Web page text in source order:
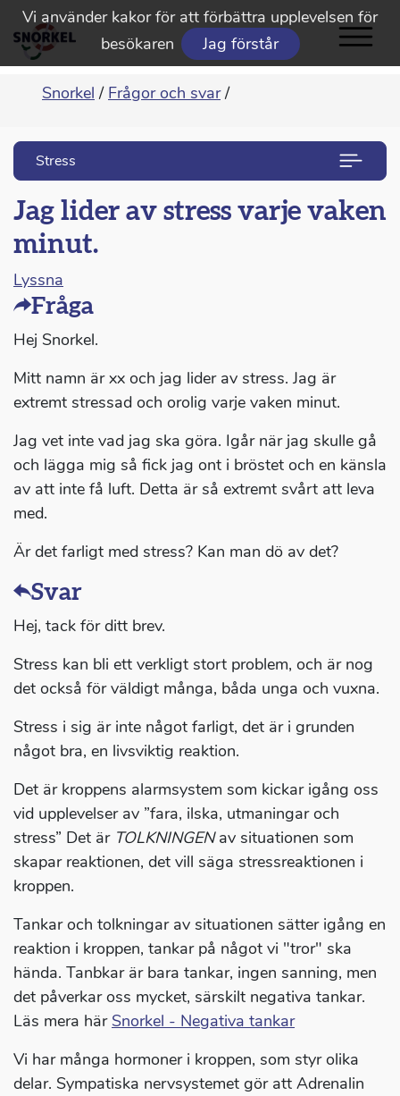
Vi använder kakor för att förbättra upplevelsen för
besökaren
Jag förstår
Snorkel / Frågor och svar /
Stress
Jag lider av stress varje vaken
minut.
Lyssna
Fråga
Hej Snorkel.
Mitt namn är xx och jag lider av stress. Jag är
extremt stressad och orolig varje vaken minut.
Jag vet inte vad jag ska göra. Igår när jag skulle gå
och lägga mig så fick jag ont i bröstet och en känsla
av att inte få luft. Detta är så extremt svårt att leva
med.
Är det farligt med stress? Kan man dö av det?
Svar
Hej, tack för ditt brev.
Stress kan bli ett verkligt stort problem, och är nog
det också för väldigt många, båda unga och vuxna.
Stress i sig är inte något farligt, det är i grunden
något bra, en livsviktig reaktion.
Det är kroppens alarmsystem som kickar igång oss
vid upplevelser av ”fara, ilska, utmaningar och
stress” Det är TOLKNINGENav situationen som
skapar reaktionen, det vill säga stressreaktionen i
kroppen.
Tankar och tolkningar av situationen sätter igång en
reaktion i kroppen, tankar på något vi "tror" ska
hända. Tanbkar är bara tankar, ingen sanning, men
det påverkar oss mycket, särskilt negativa tankar.
Läs mera här Snorkel - Negativa tankar
Vi har många hormoner i kroppen, som styr olika
delar. Sympatiska nervsystemet gör att Adrenalin